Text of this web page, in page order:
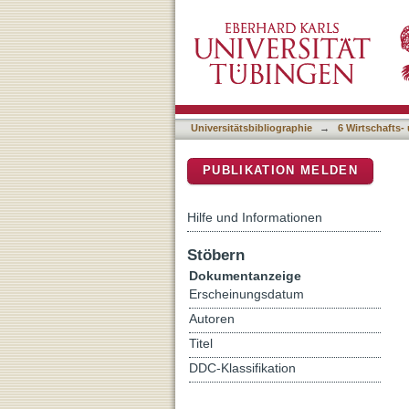
Universitätsbibliographie → 6 Wirtschafts-
PUBLIKATION MELDEN
Hilfe und Informationen
Stöbern
Dokumentanzeige
Erscheinungsdatum
Autoren
Titel
DDC-Klassifikation